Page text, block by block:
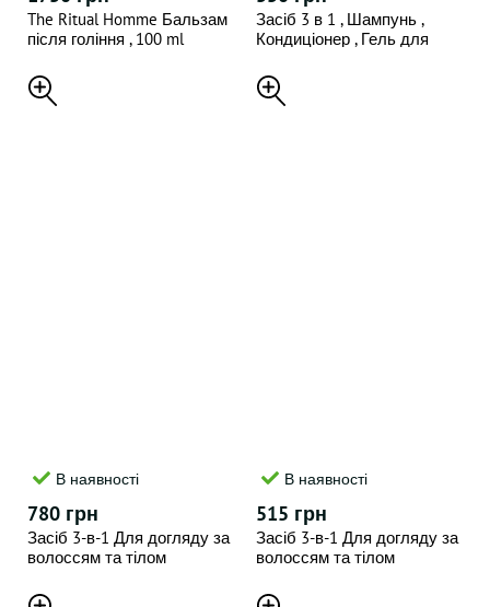
The Ritual Homme Бальзам
після гоління , 100 ml
Засіб 3 в 1 , Шампунь ,
Кондиціонер , Гель для
Tea Tree , 250 ml
В наявності
780 грн
Засіб 3-в-1 Для догляду за
волоссям та тілом
В наявності
515 грн
Засіб 3-в-1 Для догляду за
волоссям та тілом